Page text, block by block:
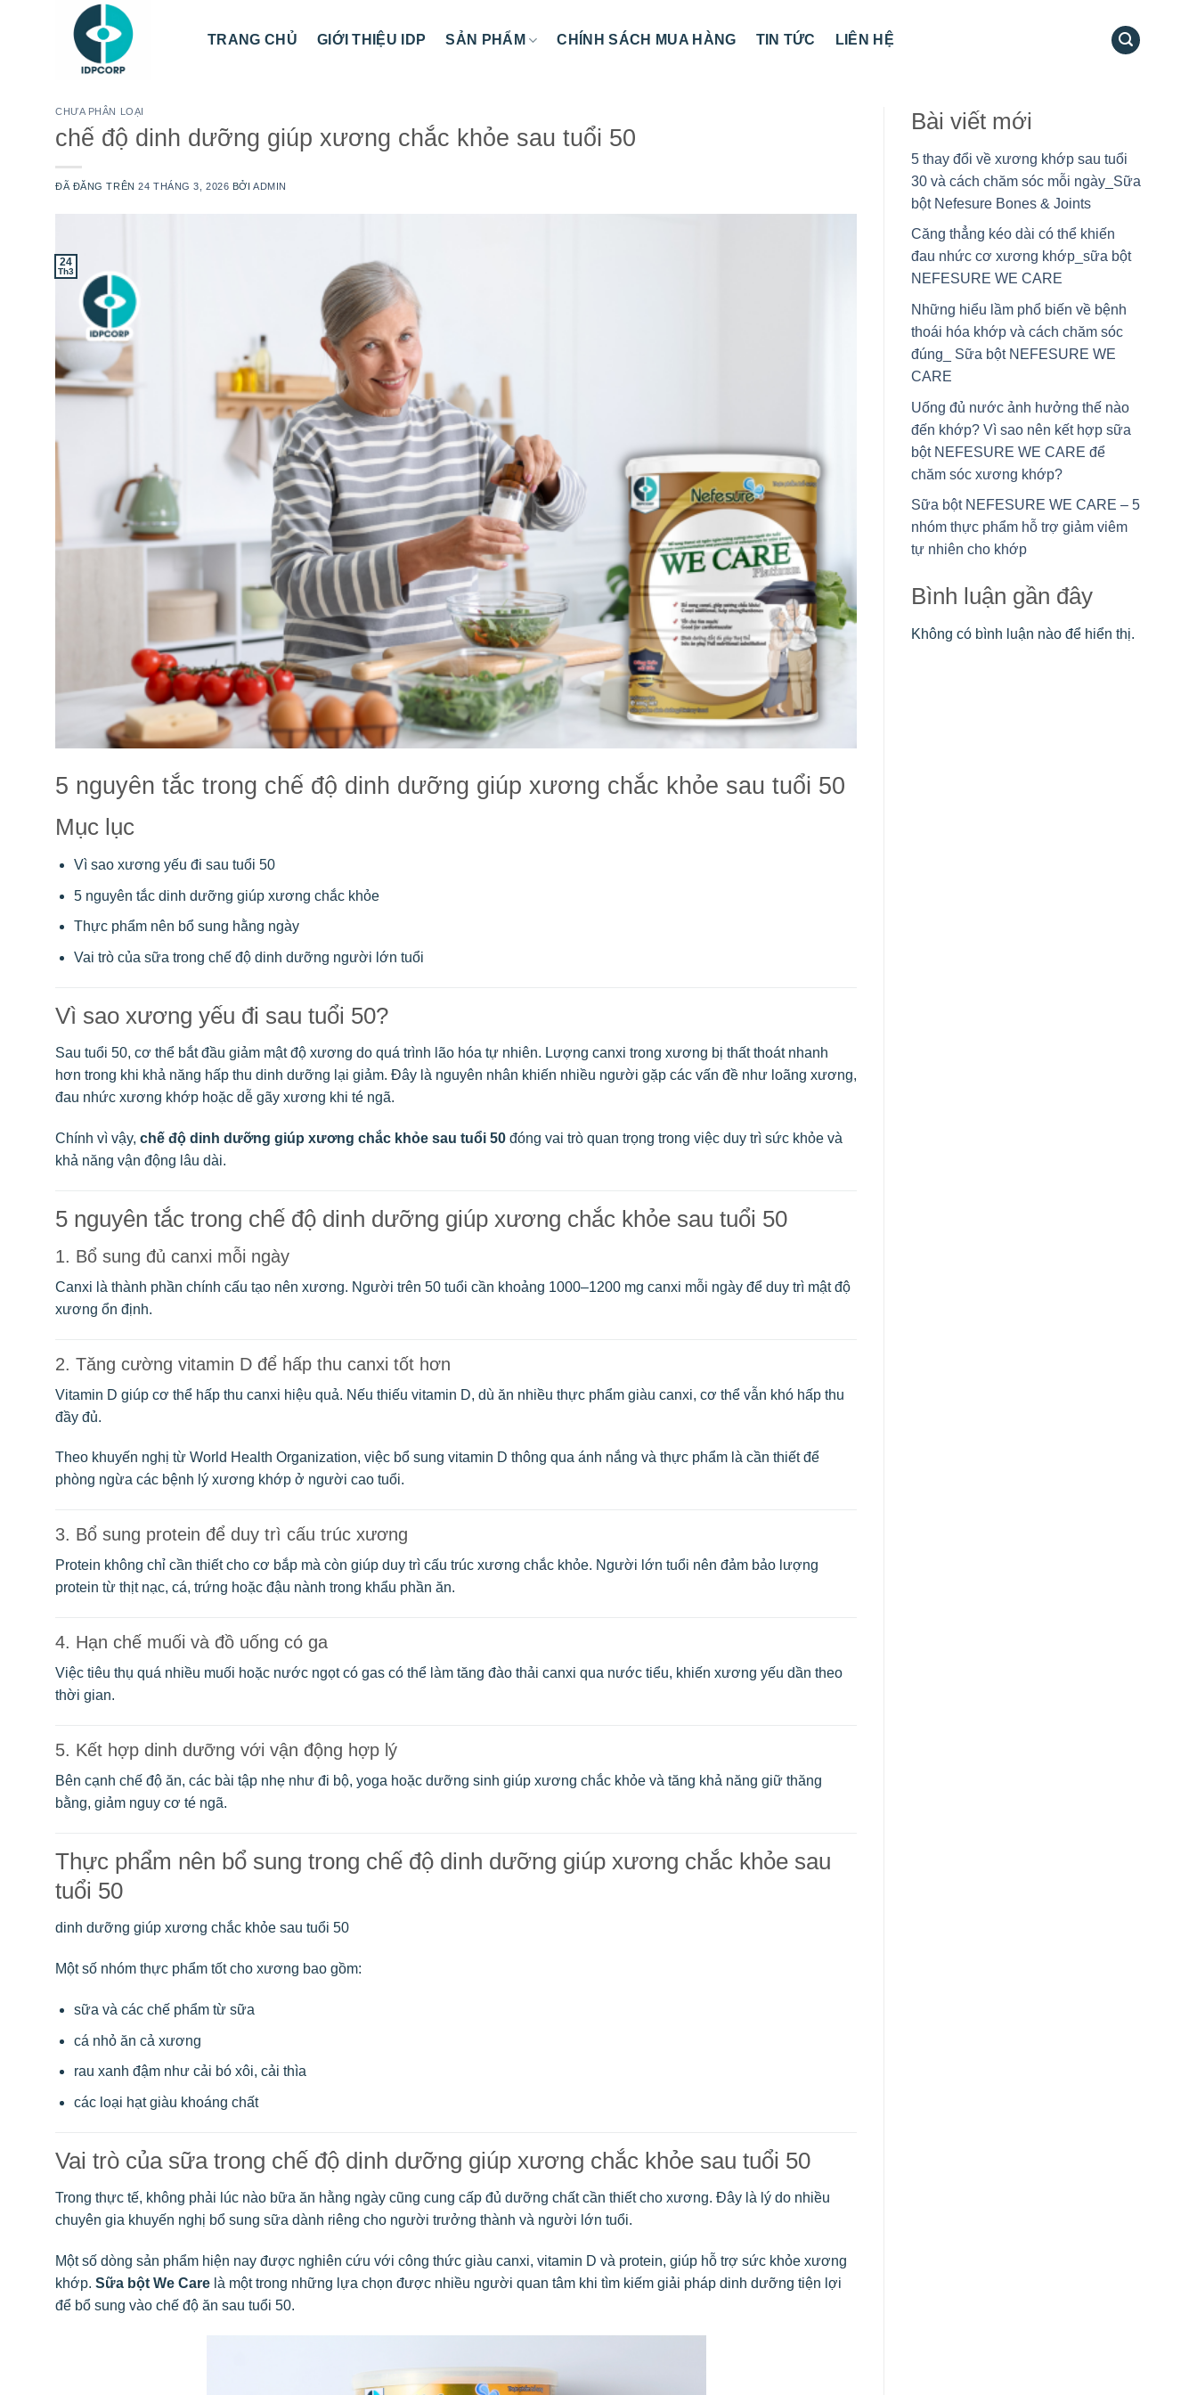
TRANG CHỦ GIỚI THIỆU IDP SẢN PHẨM CHÍNH SÁCH MUA HÀNG TIN TỨC LIÊN HỆ
CHƯA PHÂN LOẠI
chế độ dinh dưỡng giúp xương chắc khỏe sau tuổi 50
ĐÃ ĐĂNG TRÊN24 THÁNG 3, 2026 BỞIADMIN
24
Th3
5 nguyên tắc trong chế độ dinh dưỡng giúp xương chắc khỏe sau tuổi 50
Mục lục
Vì sao xương yếu đi sau tuổi 50
5 nguyên tắc dinh dưỡng giúp xương chắc khỏe
Thực phẩm nên bổ sung hằng ngày
Vai trò của sữa trong chế độ dinh dưỡng người lớn tuổi
Vì sao xương yếu đi sau tuổi 50?
Sau tuổi 50, cơ thể bắt đầu giảm mật độ xương do quá trình lão hóa tự nhiên. Lượng canxi trong xương bị thất thoát nhanh
hơn trong khi khả năng hấp thu dinh dưỡng lại giảm. Đây là nguyên nhân khiến nhiều người gặp các vấn đề như loãng xương,
đau nhức xương khớp hoặc dễ gãy xương khi té ngã.
Chính vì vậy, chế độ dinh dưỡng giúp xương chắc khỏe sau tuổi 50 đóng vai trò quan trọng trong việc duy trì sức khỏe và
khả năng vận động lâu dài.
5 nguyên tắc trong chế độ dinh dưỡng giúp xương chắc khỏe sau tuổi 50
1. Bổ sung đủ canxi mỗi ngày
Canxi là thành phần chính cấu tạo nên xương. Người trên 50 tuổi cần khoảng 1000–1200 mg canxi mỗi ngày để duy trì mật độ
xương ổn định.
2. Tăng cường vitamin D để hấp thu canxi tốt hơn
Vitamin D giúp cơ thể hấp thu canxi hiệu quả. Nếu thiếu vitamin D, dù ăn nhiều thực phẩm giàu canxi, cơ thể vẫn khó hấp thu
đầy đủ.
Theo khuyến nghị từ World Health Organization, việc bổ sung vitamin D thông qua ánh nắng và thực phẩm là cần thiết để
phòng ngừa các bệnh lý xương khớp ở người cao tuổi.
3. Bổ sung protein để duy trì cấu trúc xương
Protein không chỉ cần thiết cho cơ bắp mà còn giúp duy trì cấu trúc xương chắc khỏe. Người lớn tuổi nên đảm bảo lượng
protein từ thịt nạc, cá, trứng hoặc đậu nành trong khẩu phần ăn.
4. Hạn chế muối và đồ uống có ga
Việc tiêu thụ quá nhiều muối hoặc nước ngọt có gas có thể làm tăng đào thải canxi qua nước tiểu, khiến xương yếu dần theo
thời gian.
5. Kết hợp dinh dưỡng với vận động hợp lý
Bên cạnh chế độ ăn, các bài tập nhẹ như đi bộ, yoga hoặc dưỡng sinh giúp xương chắc khỏe và tăng khả năng giữ thăng
bằng, giảm nguy cơ té ngã.
Thực phẩm nên bổ sung trong chế độ dinh dưỡng giúp xương chắc khỏe sau
tuổi 50
dinh dưỡng giúp xương chắc khỏe sau tuổi 50
Một số nhóm thực phẩm tốt cho xương bao gồm:
sữa và các chế phẩm từ sữa
cá nhỏ ăn cả xương
rau xanh đậm như cải bó xôi, cải thìa
các loại hạt giàu khoáng chất
Vai trò của sữa trong chế độ dinh dưỡng giúp xương chắc khỏe sau tuổi 50
Trong thực tế, không phải lúc nào bữa ăn hằng ngày cũng cung cấp đủ dưỡng chất cần thiết cho xương. Đây là lý do nhiều
chuyên gia khuyến nghị bổ sung sữa dành riêng cho người trưởng thành và người lớn tuổi.
Một số dòng sản phẩm hiện nay được nghiên cứu với công thức giàu canxi, vitamin D và protein, giúp hỗ trợ sức khỏe xương
khớp. Sữa bột We Care là một trong những lựa chọn được nhiều người quan tâm khi tìm kiếm giải pháp dinh dưỡng tiện lợi
để bổ sung vào chế độ ăn sau tuổi 50.
Bài viết mới
5 thay đổi về xương khớp sau tuổi
30 và cách chăm sóc mỗi ngày_Sữa
bột Nefesure Bones & Joints
Căng thẳng kéo dài có thể khiến
đau nhức cơ xương khớp_sữa bột
NEFESURE WE CARE
Những hiểu lầm phổ biến về bệnh
thoái hóa khớp và cách chăm sóc
đúng_ Sữa bột NEFESURE WE
CARE
Uống đủ nước ảnh hưởng thế nào
đến khớp? Vì sao nên kết hợp sữa
bột NEFESURE WE CARE để
chăm sóc xương khớp?
Sữa bột NEFESURE WE CARE – 5
nhóm thực phẩm hỗ trợ giảm viêm
tự nhiên cho khớp
Bình luận gần đây
Không có bình luận nào để hiển thị.